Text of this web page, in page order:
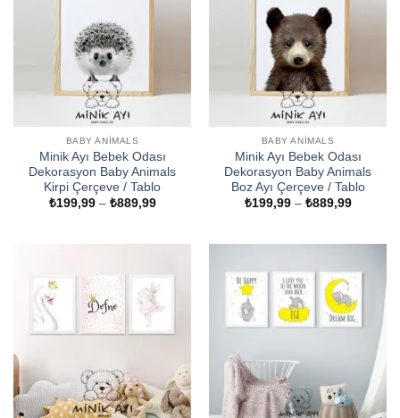
BABY ANIMALS
Minik Ayı Bebek Odası
Dekorasyon Baby Animals
Kirpi Çerçeve / Tablo
₺199,99 – ₺889,99Fiyat
BABY ANIMALS
Minik Ayı Bebek Odası
Dekorasyon Baby Animals
Boz Ayı Çerçeve / Tablo
₺199,99 – ₺889,99Fiyat